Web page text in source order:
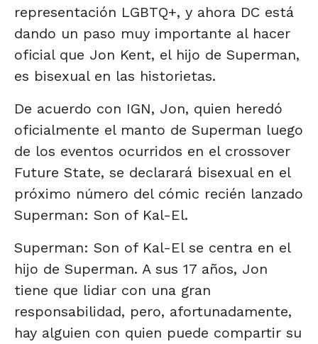
representación LGBTQ+, y ahora DC está
dando un paso muy importante al hacer
oficial que Jon Kent, el hijo de Superman,
es bisexual en las historietas.
De acuerdo con IGN, Jon, quien heredó
oficialmente el manto de Superman luego
de los eventos ocurridos en el crossover
Future State, se declarará bisexual en el
próximo número del cómic recién lanzado
Superman: Son of Kal-El.
Superman: Son of Kal-El se centra en el
hijo de Superman. A sus 17 años, Jon
tiene que lidiar con una gran
responsabilidad, pero, afortunadamente,
hay alguien con quien puede compartir su